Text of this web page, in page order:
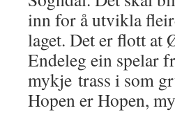
inn for å utvikla
laget. Det er flott at
Endeleg ein spelar
mykje trass i som
Hopen er Hopen,